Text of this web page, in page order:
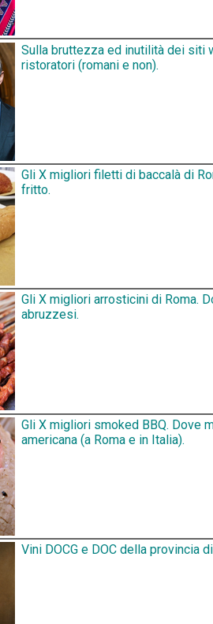
Sulla bruttezza ed inutilità dei siti
ristoratori (romani e non).
Gli X migliori filetti di baccalà di
fritto.
Gli X migliori arrosticini di Roma.
abruzzesi.
Gli X migliori smoked BBQ. Dove
americana (a Roma e in Italia).
Vini DOCG e DOC della provincia